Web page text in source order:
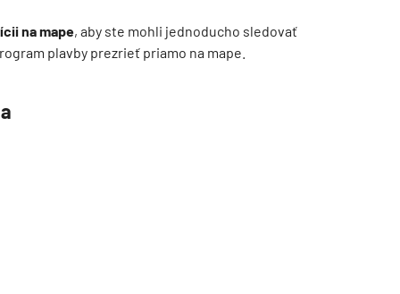
na mape, aby ste mohli jednoducho sledovať
plavby prezrieť priamo na mape.